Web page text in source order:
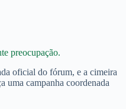
preocupação.
oficial do fórum, e a cimeira
uma campanha coordenada